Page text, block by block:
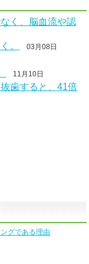
く、脳血流や認
。 03月08日
11月10日
歯すると、41倍
グである理由